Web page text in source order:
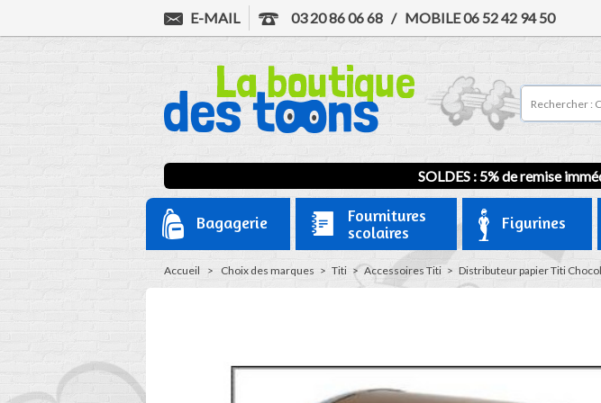
E-MAIL 03 20 86 06 68 / MOBILE06 52 42 94 50
SOLDES : 5% de remise
Bagagerie
Fournitures
scolaires
Figurines
Accueil > Choix des marques > Titi > Accessoires Titi > Distributeur papier Titi